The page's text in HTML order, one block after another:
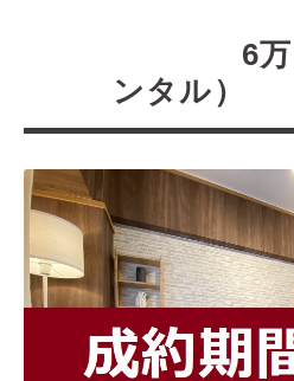
6万円
ンタル）